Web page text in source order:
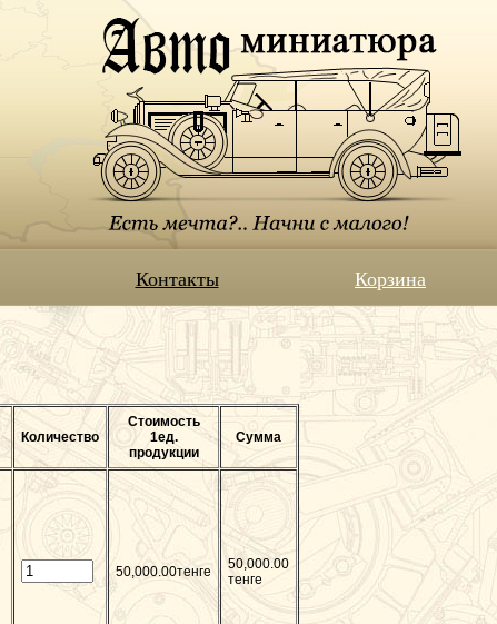
Контакты Корзина
Количество
Стоимость
1ед.
продукции
Сумма
50,000.00тенге
50,000.00
тенге